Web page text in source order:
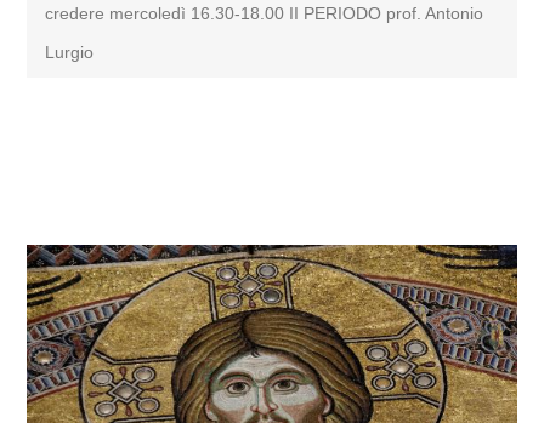
credere mercoledì 16.30-18.00 II PERIODO prof. Antonio
Lurgio